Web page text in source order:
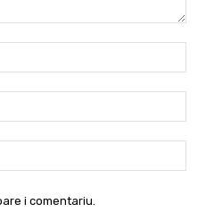
i comentariu.